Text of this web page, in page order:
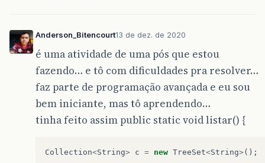
Anderson_Bitencourt13 de dez. de 2020
é uma atividade de uma pós que estou
fazendo… e tô com dificuldades pra resolver…
faz parte de programação avançada e eu sou
bem iniciante, mas tô aprendendo…
tinha feito assim public static void listar() {
Collection<String> c = new TreeSet<String> ();